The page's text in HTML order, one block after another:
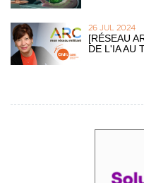
26 JUL 2024
[RÉSEAU
DE L'IA AU